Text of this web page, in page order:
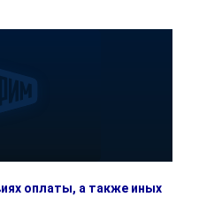
оплаты, а также иных